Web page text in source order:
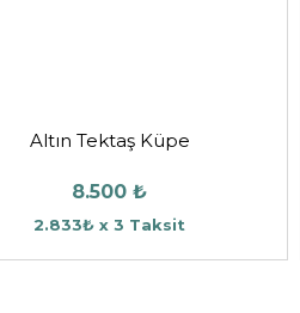
Altın Tektaş Küpe
8.500 ₺
2.833₺ x 3 Taksit